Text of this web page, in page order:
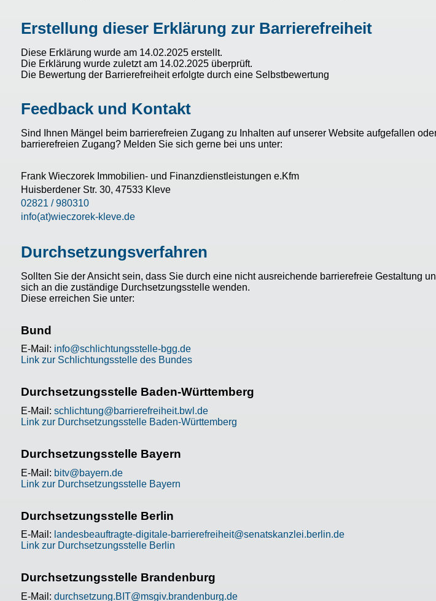
Erstellung dieser Erklärung zur Barrierefreiheit
Diese Erklärung wurde am 14.02.2025 erstellt.
Die Erklärung wurde zuletzt am 14.02.2025 überprüft.
Die Bewertung der Barrierefreiheit erfolgte durch eine Selbstbewertung
Feedback und Kontakt
Sind Ihnen Mängel beim barrierefreien Zugang zu Inhalten auf unserer Website aufgefallen
barrierefreien Zugang? Melden Sie sich gerne bei uns unter:
Frank Wieczorek Immobilien- und Finanzdienstleistungen e.Kfm
Huisberdener Str. 30, 47533 Kleve
02821 / 980310
info(at)wieczorek-kleve.de
Durchsetzungsverfahren
Sollten Sie der Ansicht sein, dass Sie durch eine nicht ausreichende barrierefreie Gestaltung
sich an die zuständige Durchsetzungsstelle wenden.
Diese erreichen Sie unter:
Bund
E-Mail: info@schlichtungsstelle-bgg.de
Link zur Schlichtungsstelle des Bundes
Durchsetzungsstelle Baden-Württemberg
E-Mail: schlichtung@barrierefreiheit.bwl.de
Link zur Durchsetzungsstelle Baden-Württemberg
Durchsetzungsstelle Bayern
E-Mail: bitv@bayern.de
Link zur Durchsetzungsstelle Bayern
Durchsetzungsstelle Berlin
E-Mail: landesbeauftragte-digitale-barrierefreiheit@senatskanzlei.berlin.de
Link zur Durchsetzungsstelle Berlin
Durchsetzungsstelle Brandenburg
E-Mail: durchsetzung.BIT@msgiv.brandenburg.de